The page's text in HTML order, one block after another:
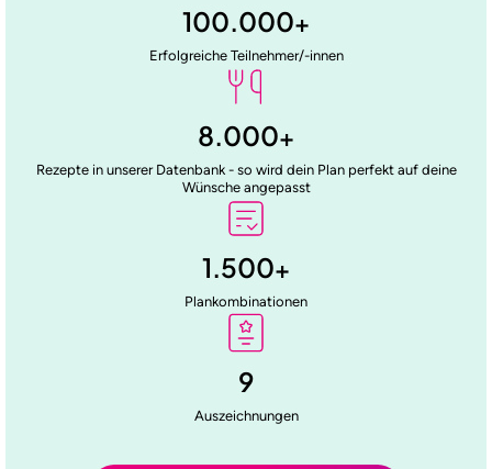
100.000+
Erfolgreiche Teilnehmer/-innen
8.000+
Rezepte in unserer Datenbank - so wird dein Plan perfekt auf deine
Wünsche angepasst
1.500+
Plankombinationen
9
Auszeichnungen